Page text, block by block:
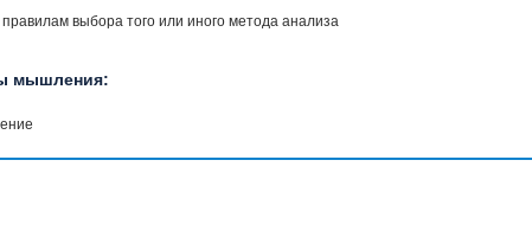
выбора того или иного метода анализа
мышления: